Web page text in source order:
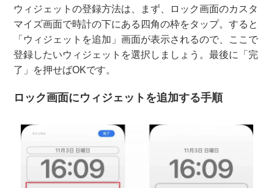
ウィジェットの登録方法は、まず、ロック画面のカスタ
マイズ画面で時計の下にある四角の枠をタップ。すると
「ウィジェットを追加」画面が表示されるので、ここで
登録したいウィジェットを選択しましょう。最後に「完
了」を押せばOKです。
ロック画面にウィジェットを追加する手順